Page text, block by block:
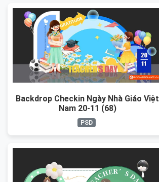
Backdrop Checkin Ngày Nhà Giáo Việt
Nam 20-11 (68)
PSD